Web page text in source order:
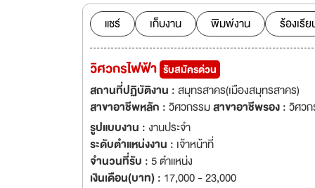
ลูกค้าด้วยผลิตภัณ
เมื่อวันที่ 27 มีนาค
สุขสวัสดิ์ เพื่อทำกา
จำกัด พ.ศ. 2549 เ
ได้รับลิขสิทธิ์จากบ
การรับรองตามระ
แชร์ เก็บงาน พิมพ์งาน ร้องเรี
วิศวกรไฟฟ้า รับสมัครด่วน
สถานที่ปฏิบัติงาน :สมุทรสาคร(เมืองสมุทรสาคร)
สาขาอาชีพหลัก :วิศวกรรมสาขาอาชีพรอง :วิศว
รูปแบบงาน :งานประจำ
ระดับตำแหน่งงาน : เจ้าหน้าที่
จำนวนที่รับ :5 ตำแหน่ง
เงินเดือน(บาท) : 17,000 - 23,000